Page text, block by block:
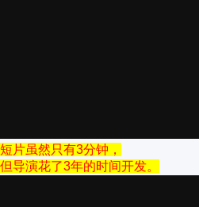
短片虽然只有3分钟，
但导演花了3年的时间开发。